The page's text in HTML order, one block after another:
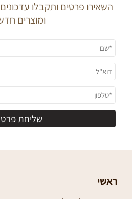
השאירו פרטים ותקבלו
ומוצרים
ראשי